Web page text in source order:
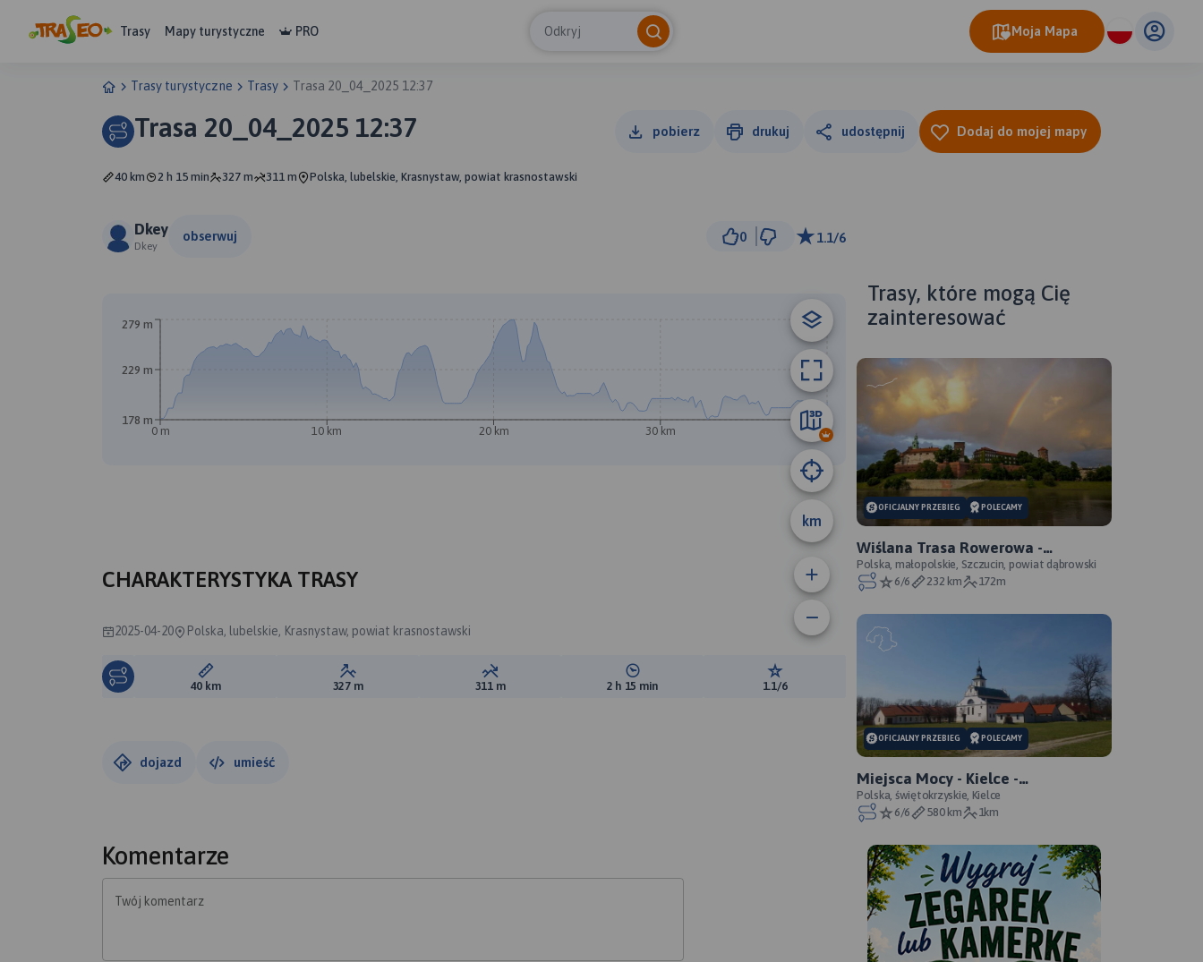
Trasy Mapy turystyczne PRO Odkryj Moja Mapa
Trasy turystyczne Trasy Trasa 20_04_2025 12:37
Trasa 20_04_2025 12:37 pobierz drukuj udostępnij Dodaj do mojej mapy
40 km 2 h 15 min 327 m 311 m Polska, lubelskie, Krasnystaw, powiat krasnostawski
Dkey
Dkey
obserwuj 0 1.1/6
3 km
km
0 m 10 km 20 km 30 km 40 km
178 m
229 m
279 m
CHARAKTERYSTYKA TRASY
2025-04-20 Polska, lubelskie, Krasnystaw, powiat krasnostawski
Długość trasy:
40 km Suma przewyższeń:
327 m Suma spadków:
311 m Średni czas potrzebny na pokonanie trasy:
2 h 15 min Ocena trasy:
1.1/6
dojazd umieść
Komentarze
Twój komentarz
Trasy, które mogą Cię
zainteresować
OFICJALNY PRZEBIEG POLECAMY
Wiślana Trasa Rowerowa -
Małopolskie - WTR - oficjalny
przebieg
Polska, małopolskie, Szczucin, powiat dąbrowski
6/6
232 km 172m
OFICJALNY PRZEBIEG POLECAMY
Miejsca Mocy - Kielce -
świętokrzyskie - oficjalny przebieg
Polska, świętokrzyskie, Kielce
6/6
580 km 1km